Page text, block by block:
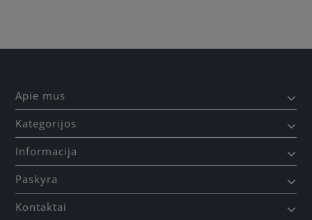
Apie mus
Kategorijos
Informacija
Paskyra
Kontaktai